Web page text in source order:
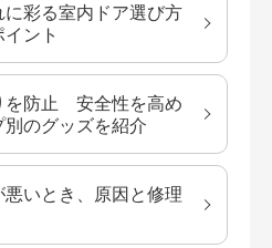
彩る室内ドア選び方
ント
を防止 安全性を高め
のグッズを紹介
いとき、原因と修理